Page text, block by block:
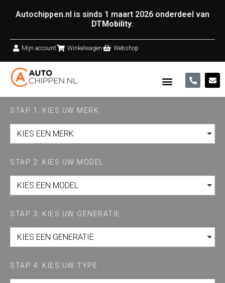
Autochippen.nl is sinds 1 maart 2026 onderdeel van
DTMobility.
Mijn account Winkelwagen Webshop
STAP 1: KIES UW MERK
KIES EEN MERK
STAP 2: KIES UW MODEL
KIES EEN MODEL
STAP 3: KIES UW GENERATIE
KIES EEN GENERATIE
STAP 4: KIES UW TYPE